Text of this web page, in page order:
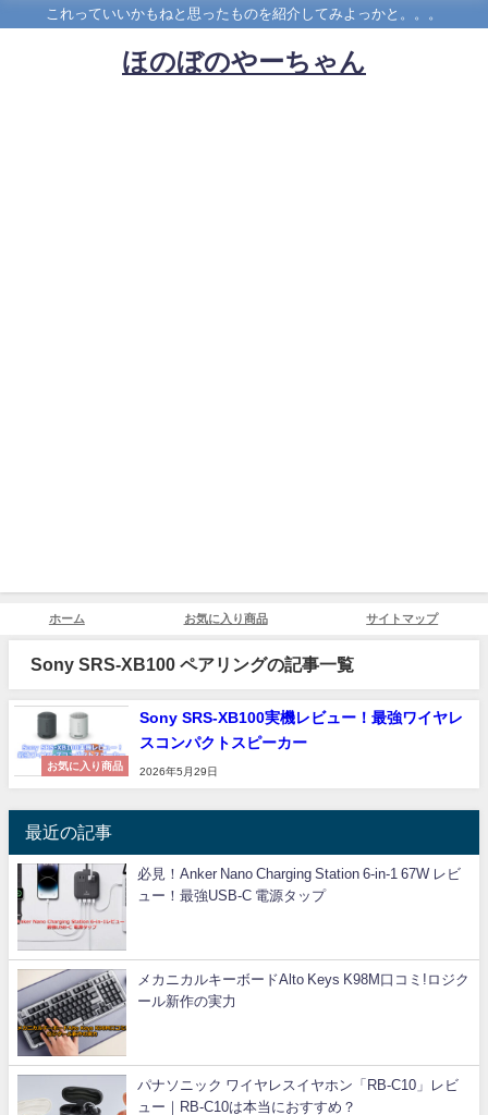
これっていいかもねと思ったものを紹介してみよっかと。。。
ほのぼのやーちゃん
ホーム お気に入り商品 サイトマップ
Sony SRS-XB100 ペアリングの記事一覧
お気に入り商品
Sony SRS-XB100実機レビュー！最強ワイヤレ
スコンパクトスピーカー
2026年5月29日
最近の記事
必見！Anker Nano Charging Station 6-in-1 67W レビ
ュー！最強USB-C 電源タップ
メカニカルキーボードAlto Keys K98M口コミ!ロジク
ール新作の実力
パナソニック ワイヤレスイヤホン「RB-C10」レビ
ュー｜RB-C10は本当におすすめ？